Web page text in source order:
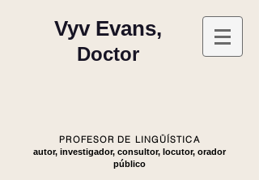
Vyv Evans,
Doctor
PROFESOR DE LINGÜÍSTICA
autor, investigador, consultor, locutor, orador
público